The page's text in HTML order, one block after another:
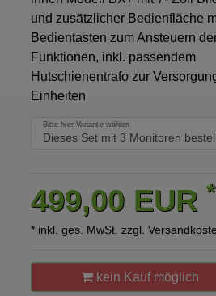
und zusätzlicher Bedienfläche
Bedientasten zum Ansteuern
Funktionen, inkl. passendem
Hutschienentrafo zur
Einheiten
Bitte hier Variante wählen
499,00 EUR *
* inkl. ges. MwSt. zzgl.
kein Kauf möglich